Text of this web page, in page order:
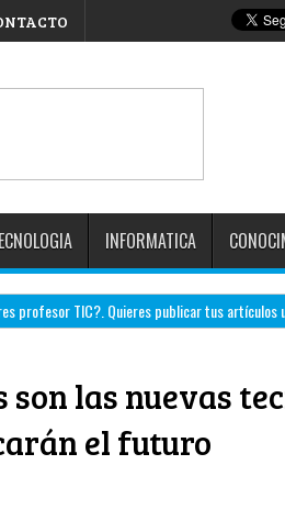
INFORMATICA
profesor TIC?. Quieres publicar tus
son las nuevas
el futuro